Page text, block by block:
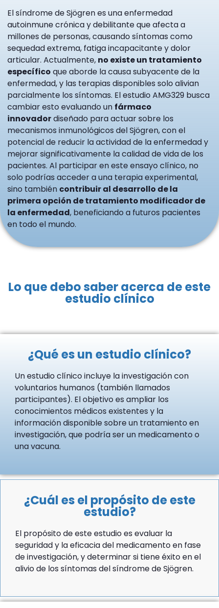
El síndrome de Sjögren es una enfermedad
autoinmune crónica y debilitante que afecta a
millones de personas, causando síntomas como
sequedad extrema, fatiga incapacitante y dolor
articular. Actualmente, no existe un tratamiento
específico que aborde la causa subyacente de la
enfermedad, y las terapias disponibles solo alivian
parcialmente los síntomas. El estudio AMG329 busca
cambiar esto evaluando un fármaco
innovadordiseñado para actuar sobre los
mecanismos inmunológicos del Sjögren, con el
potencial de reducir la actividad de la enfermedad y
mejorar significativamente la calidad de vida de los
pacientes. Al participar en este ensayo clínico, no
solo podrías acceder a una terapia experimental,
sino también contribuir al desarrollo de la
primera opción de tratamiento modificador de
la enfermedad, beneficiando a futuros pacientes
en todo el mundo.
Lo que debo saber acerca de este
estudio clínico
¿Qué es un estudio clínico?
Un estudio clínico incluye la investigación con
voluntarios humanos (también llamados
participantes). El objetivo es ampliar los
conocimientos médicos existentes y la
información disponible sobre un tratamiento en
investigación, que podría ser un medicamento o
una vacuna.
¿Cuál es el propósito de este
estudio?
El propósito de este estudio es evaluar la
seguridad y la eficacia del medicamento en fase
de investigación, y determinar si tiene éxito en el
alivio de los síntomas del síndrome de Sjögren.